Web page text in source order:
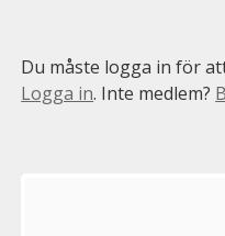
Du måste logga in för
Logga in. Inte medlem?